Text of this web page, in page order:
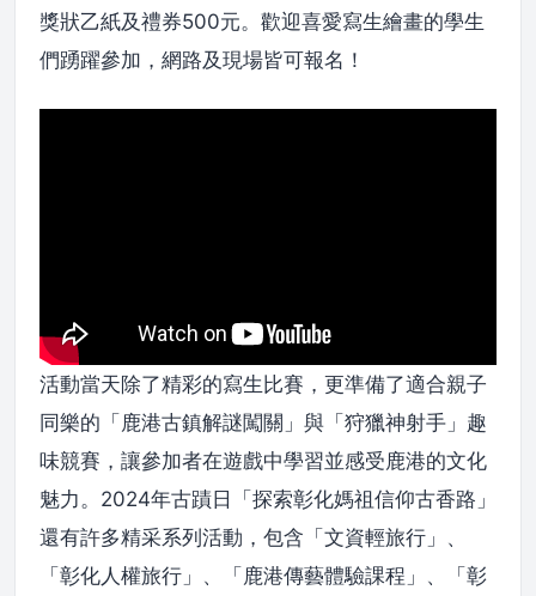
獎狀乙紙及禮券500元。歡迎喜愛寫生繪畫的學生
們踴躍參加，網路及現場皆可報名！
活動當天除了精彩的寫生比賽，更準備了適合親子
同樂的「鹿港古鎮解謎闖關」與「狩獵神射手」趣
味競賽，讓參加者在遊戲中學習並感受鹿港的文化
魅力。2024年古蹟日「探索彰化媽祖信仰古香路」
還有許多精采系列活動，包含「文資輕旅行」、
「彰化人權旅行」、「鹿港傳藝體驗課程」、「彰